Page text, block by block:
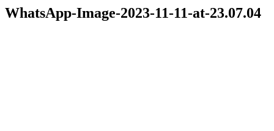
WhatsApp-Image-2023-11-11-at-23.07.04